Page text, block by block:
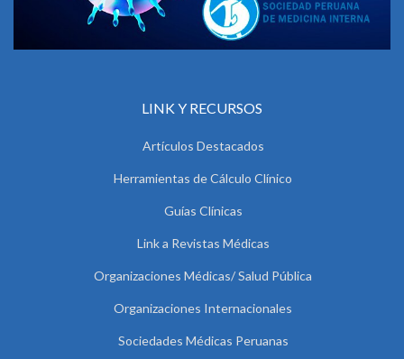
LINK Y RECURSOS
Artículos Destacados
Herramientas de Cálculo Clínico
Guías Clínicas
Link a Revistas Médicas
Organizaciones Médicas/ Salud Pública
Organizaciones Internacionales
Sociedades Médicas Peruanas